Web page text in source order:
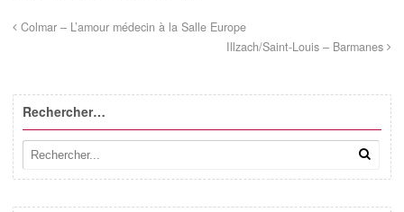
Colmar – L’amour médecin à la Salle Europe
Illzach/Saint-Louis – Barmanes
Rechercher…